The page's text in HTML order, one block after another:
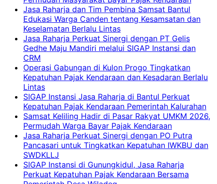
Jasa Raharja dan Tim Pembina Samsat Bantul
Edukasi Warga Canden tentang Kesamsatan dan
Keselamatan Berlalu Lintas
Jasa Raharja Perkuat Sinergi dengan PT Gelis
Gedhe Maju Mandiri melalui SIGAP Instansi dan
CRM
Operasi Gabungan di Kulon Progo Tingkatkan
Kepatuhan Pajak Kendaraan dan Kesadaran Berlalu
Lintas
SIGAP Instansi Jasa Raharja di Bantul Perkuat
Kepatuhan Pajak Kendaraan Pemerintah Kalurahan
Samsat Keliling Hadir di Pasar Rakyat UMKM 2026,
Permudah Warga Bayar Pajak Kendaraan
Jasa Raharja Perkuat Sinergi dengan PO Putra
Pancasari untuk Tingkatkan Kepatuhan IWKBU dan
SWDKLLJ
SIGAP Instansi di Gunungkidul, Jasa Raharja
Perkuat Kepatuhan Pajak Kendaraan Bersama